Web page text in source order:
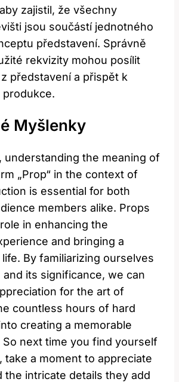
zajistil, že všechny
jsou součástí jednotného
představení. Správně
rekvizity mohou posílit
představení a přispět k
produkce.
Myšlenky
understanding the meaning of
„Prop“ in the context of
is essential for both
members alike. Props
in enhancing the
and bringing a
By familiarizing ourselves
its significance, we can
for the art of
countless hours of hard
creating a memorable
next time you find yourself
take a moment to appreciate
the intricate details they add